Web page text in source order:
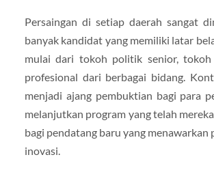
Persaingan di setiap daerah sangat
banyak kandidat yang memiliki latar
mulai dari tokoh politik senior, tokoh
profesional dari berbagai bidang.
menjadi ajang pembuktian bagi para
melanjutkan program yang telah
bagi pendatang baru yang menawarkan
inovasi.